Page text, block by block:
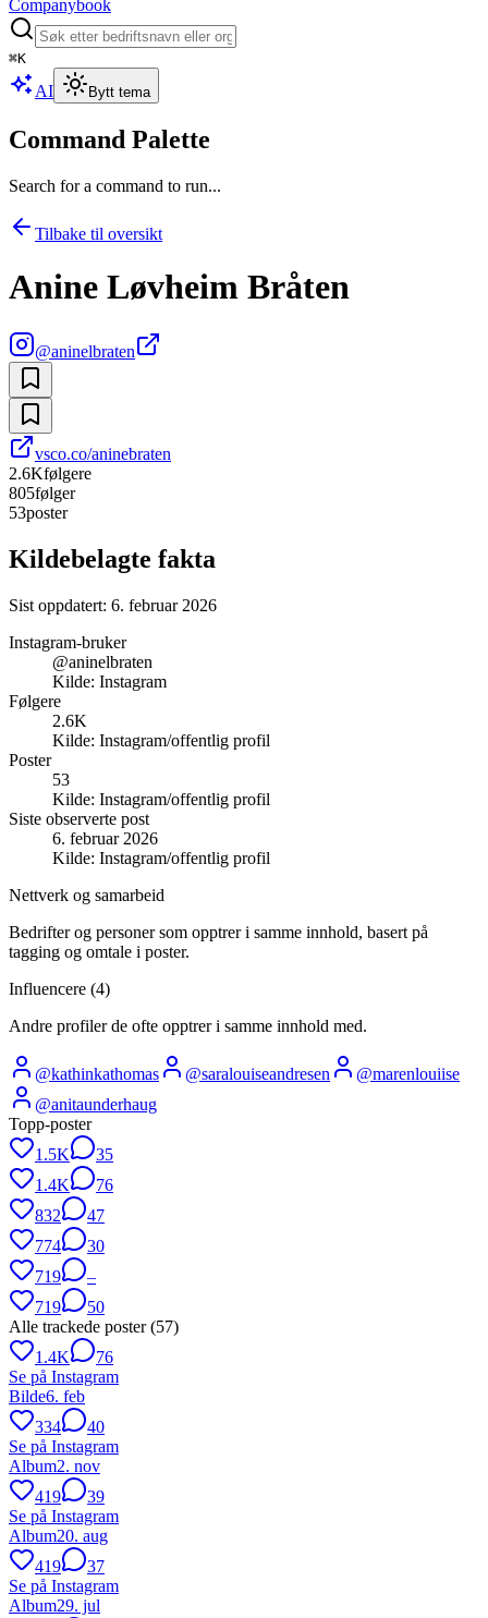
Companybook
⌘K
AI Bytt tema
Command Palette
Search for a command to run...
Tilbake til oversikt
Anine Løvheim Bråten
@aninelbraten
vsco.co/aninebraten
2.6Kfølgere
805følger
53poster
Kildebelagte fakta
Sist oppdatert: 6. februar 2026
Instagram-bruker
@aninelbraten
Kilde: Instagram
Følgere
2.6K
Kilde: Instagram/offentlig profil
Poster
53
Kilde: Instagram/offentlig profil
Siste observerte post
6. februar 2026
Kilde: Instagram/offentlig profil
Nettverk og samarbeid
Bedrifter og personer som opptrer i samme innhold, basert på
tagging og omtale i poster.
Influencere (4)
Andre profiler de ofte opptrer i samme innhold med.
@kathinkathomas @saralouiseandresen @marenlouiise
@anitaunderhaug
Topp-poster
1.5K
35
1.4K
76
832
47
774
30
719
–
719
50
Alle trackede poster (57)
1.4K
76
Se på Instagram
Bilde6. feb
334
40
Se på Instagram
Album2. nov
419
39
Se på Instagram
Album20. aug
419
37
Se på Instagram
Album29. jul